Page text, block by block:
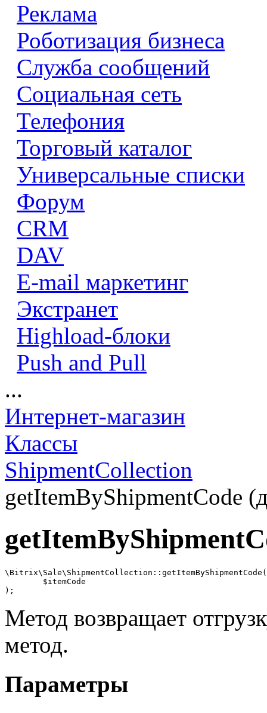
Реклама
Роботизация бизнеса
Служба сообщений
Социальная сеть
Телефония
Торговый каталог
Универсальные списки
Форум
CRM
DAV
E-mail маркетинг
Экстранет
Highload-блоки
Push and Pull
...
Интернет-магазин
Классы
ShipmentCollection
getItemByShipmentCode
\Bitrix\Sale\ShipmentCollection::getItemByShipmentCode(
);
Метод возвращает
метод.
Параметры